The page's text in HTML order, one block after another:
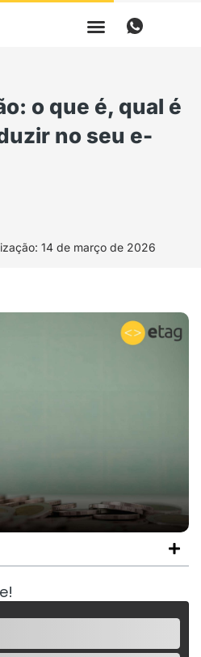
o que é, qual é
no seu e-
14 de março de 2026